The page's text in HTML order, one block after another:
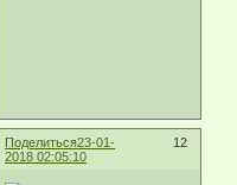
Поделиться 12
23-01-
2018 02:05:10